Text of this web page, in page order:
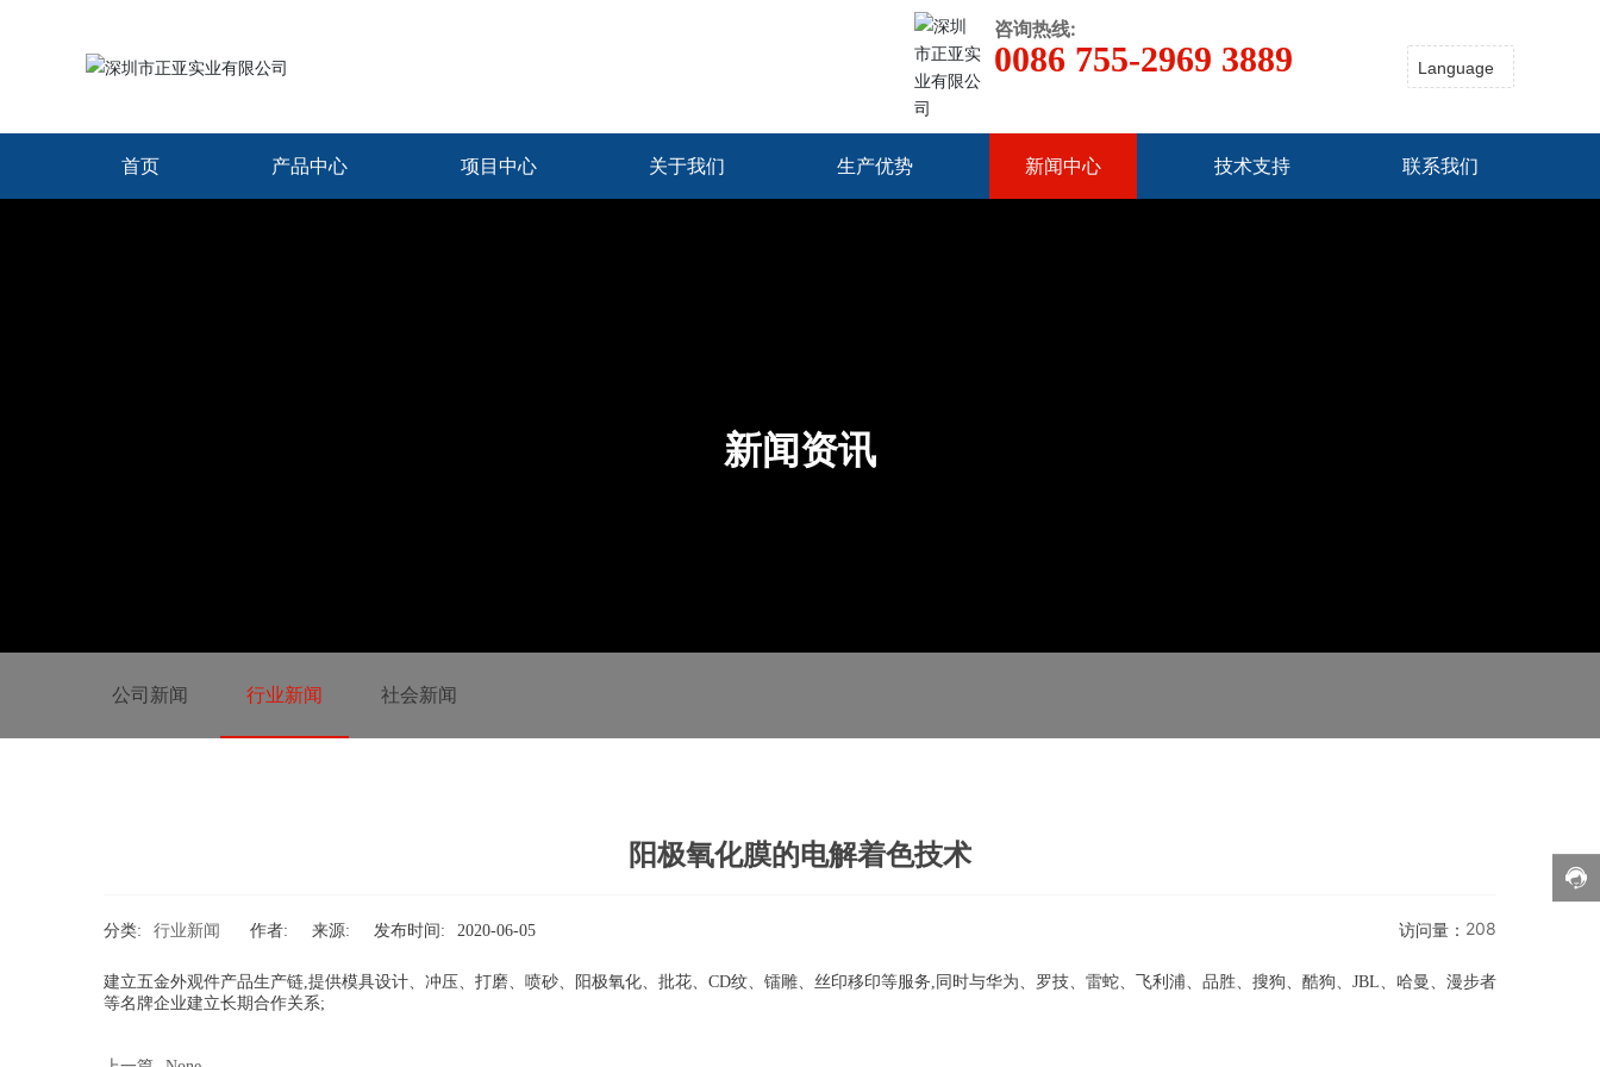
咨询热线:
0086 755-2969 3889
首页 产品中心 项目中心 关于我们 生产优势 新闻中心 技术支持 联系我们
新闻资讯
公司新闻 行业新闻 社会新闻
阳极氧化膜的电解着色技术
分类: 行业新闻 作者: 来源: 发布时间: 2020-06-05 访问量： 208
建立五金外观件产品生产链,提供模具设计、冲压、打磨、喷砂、阳极氧化、批花、CD纹、镭雕、丝印移印等服务,同时与华为、罗技、雷蛇、飞利浦、品胜、搜狗、酷狗、JBL、哈曼、漫步者
等名牌企业建立长期合作关系;